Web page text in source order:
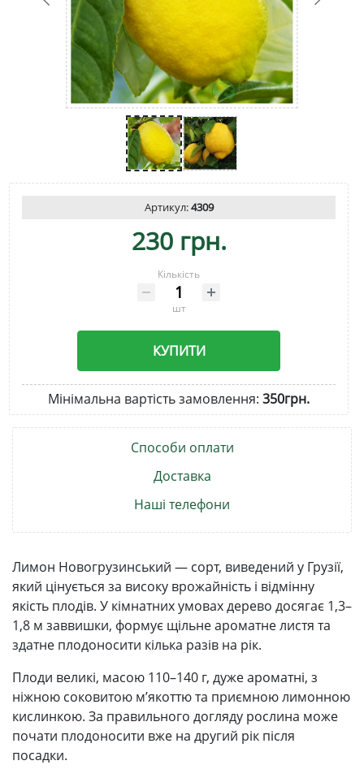
Артикул:4309
230 грн.
Кількість
шт
КУПИТИ
Мінімальна вартість замовлення: 350грн.
Способи оплати
Доставка
Наші телефони
Лимон Новогрузинський — сорт, виведений у Грузії,
який цінується за високу врожайність і відмінну
якість плодів. У кімнатних умовах дерево досягає 1,3–
1,8 м заввишки, формує щільне ароматне листя та
здатне плодоносити кілька разів на рік.
Плоди великі, масою 110–140 г, дуже ароматні, з
ніжною соковитою м’якоттю та приємною лимонною
кислинкою. За правильного догляду рослина може
почати плодоносити вже на другий рік після
посадки.